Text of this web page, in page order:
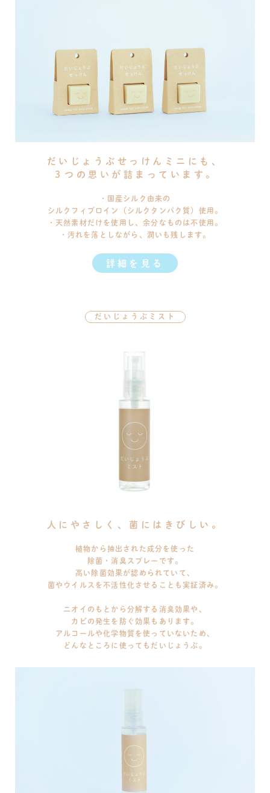
だいじょうぶせっけんミニにも、
３つの思いが詰まっています。
・国産シルク由来の
シルクフィブロイン（シルクタンパク質）使用。
・天然素材だけを使用し、余分なものは不使用。
・汚れを落としながら、潤いも残します。
詳細を見る
だいじょうぶミスト
人にやさしく、菌にはきびしい。
植物から抽出された成分を使った
除菌・消臭スプレーです。
高い除菌効果が認められていて、
菌やウイルスを不活性化させることも実証済み。
ニオイのもとから分解する消臭効果や、
カビの発生を防ぐ効果もあります。
アルコールや化学物質を使っていないため、
どんなところに使ってもだいじょうぶ。